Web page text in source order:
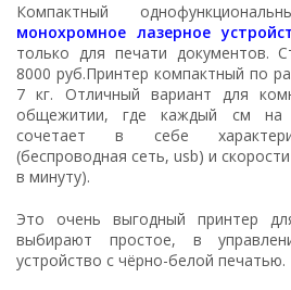
Компактный
монохромное лазерное
только для печати документов.
8000 руб.Принтер компактный по
7 кг. Отличный вариант для
общежитии, где каждый см на
сочетает в себе
(беспроводная сеть, usb) и
в минуту).
Это очень выгодный принтер
выбирают простое, в
устройство с чёрно-белой печатью.